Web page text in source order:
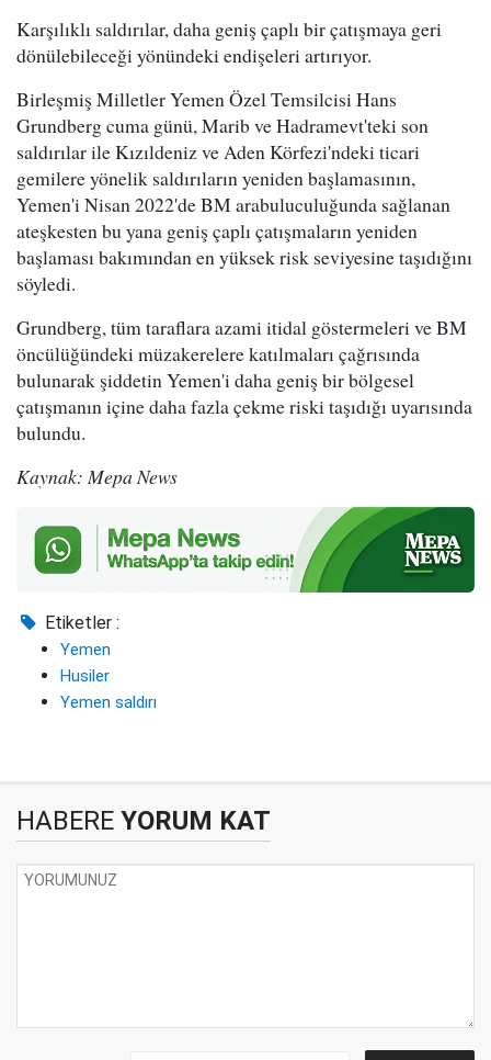
Karşılıklı saldırılar, daha geniş çaplı bir çatışmaya geri
dönülebileceği yönündeki endişeleri artırıyor.
Birleşmiş Milletler Yemen Özel Temsilcisi Hans
Grundberg cuma günü, Marib ve Hadramevt'teki son
saldırılar ile Kızıldeniz ve Aden Körfezi'ndeki ticari
gemilere yönelik saldırıların yeniden başlamasının,
Yemen'i Nisan 2022'de BM arabuluculuğunda sağlanan
ateşkesten bu yana geniş çaplı çatışmaların yeniden
başlaması bakımından en yüksek risk seviyesine taşıdığını
söyledi.
Grundberg, tüm taraflara azami itidal göstermeleri ve BM
öncülüğündeki müzakerelere katılmaları çağrısında
bulunarak şiddetin Yemen'i daha geniş bir bölgesel
çatışmanın içine daha fazla çekme riski taşıdığı uyarısında
bulundu.
Kaynak: Mepa News
Etiketler :
Yemen
Husiler
Yemen saldırı
HABERE YORUM KAT